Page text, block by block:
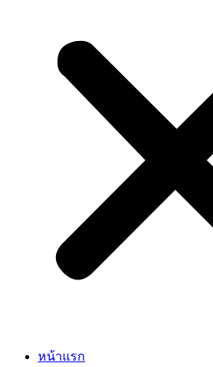
หน้าแรก